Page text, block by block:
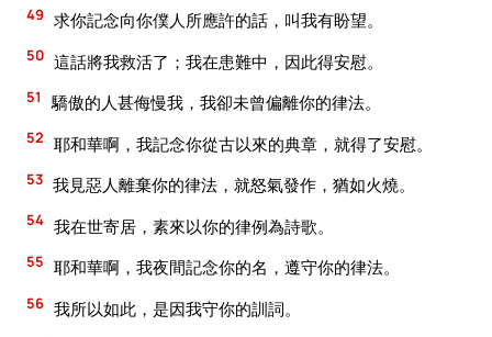
49 求你記念向你僕人所應許的話，叫我有盼望。
50 這話將我救活了；我在患難中，因此得安慰。
51 驕傲的人甚侮慢我，我卻未曾偏離你的律法。
52 耶和華啊，我記念你從古以來的典章，就得了安慰。
53 我見惡人離棄你的律法，就怒氣發作，猶如火燒。
54 我在世寄居，素來以你的律例為詩歌。
55 耶和華啊，我夜間記念你的名，遵守你的律法。
56 我所以如此，是因我守你的訓詞。